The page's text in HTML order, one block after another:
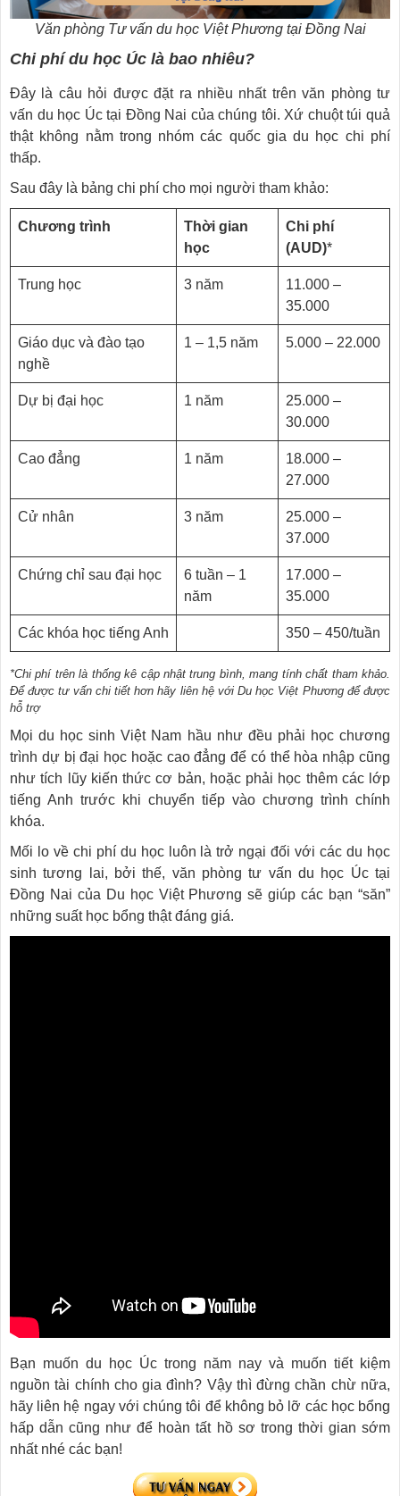
Văn phòng Tư vấn du học Việt Phương tại Đồng Nai
Chi phí du học Úc là bao nhiêu?
Đây là câu hỏi được đặt ra nhiều nhất trên văn phòng tư
vấn du học Úc tại Đồng Nai của chúng tôi. Xứ chuột túi quả
thật không nằm trong nhóm các quốc gia du học chi phí
thấp.
Sau đây là bảng chi phí cho mọi người tham khảo:
Chương trình
Thời gian
học
Chi phí
(AUD)*
Trung học 3 năm
11.000 –
35.000
Giáo dục và đào tạo
nghề
1 – 1,5 năm 5.000 – 22.000
Dự bị đại học 1 năm
25.000 –
30.000
Cao đẳng 1 năm
18.000 –
27.000
Cử nhân 3 năm
25.000 –
37.000
Chứng chỉ sau đại học
6 tuần – 1
năm
17.000 –
35.000
Các khóa học tiếng Anh 350 – 450/tuần
*Chi phí trên là thống kê cập nhật trung bình, mang tính chất tham khảo.
Để được tư vấn chi tiết hơn hãy liên hệ với Du học Việt Phương để được
hỗ trợ
Mọi du học sinh Việt Nam hầu như đều phải học chương
trình dự bị đại học hoặc cao đẳng để có thể hòa nhập cũng
như tích lũy kiến thức cơ bản, hoặc phải học thêm các lớp
tiếng Anh trước khi chuyển tiếp vào chương trình chính
khóa.
Mối lo về chi phí du học luôn là trở ngại đối với các du học
sinh tương lai, bởi thế, văn phòng tư vấn du học Úc tại
Đồng Nai của Du học Việt Phương sẽ giúp các bạn “săn”
những suất học bổng thật đáng giá.
Bạn muốn du học Úc trong năm nay và muốn tiết kiệm
nguồn tài chính cho gia đình? Vậy thì đừng chần chừ nữa,
hãy liên hệ ngay với chúng tôi để không bỏ lỡ các học bổng
hấp dẫn cũng như để hoàn tất hồ sơ trong thời gian sớm
nhất nhé các bạn!